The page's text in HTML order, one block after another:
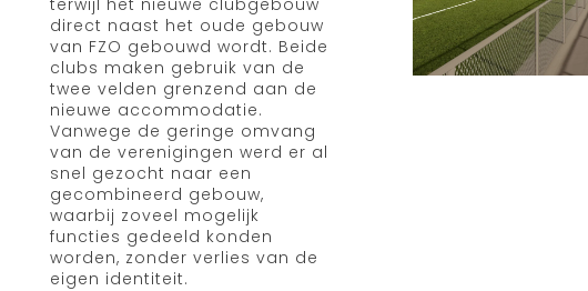
direct naast het oude gebouw
van FZO gebouwd wordt. Beide
clubs maken gebruik van de
twee velden grenzend aan de
nieuwe accommodatie.
Vanwege de geringe omvang
van de verenigingen werd er al
snel gezocht naar een
gecombineerd gebouw,
waarbij zoveel mogelijk
functies gedeeld konden
worden, zonder verlies van de
eigen identiteit.